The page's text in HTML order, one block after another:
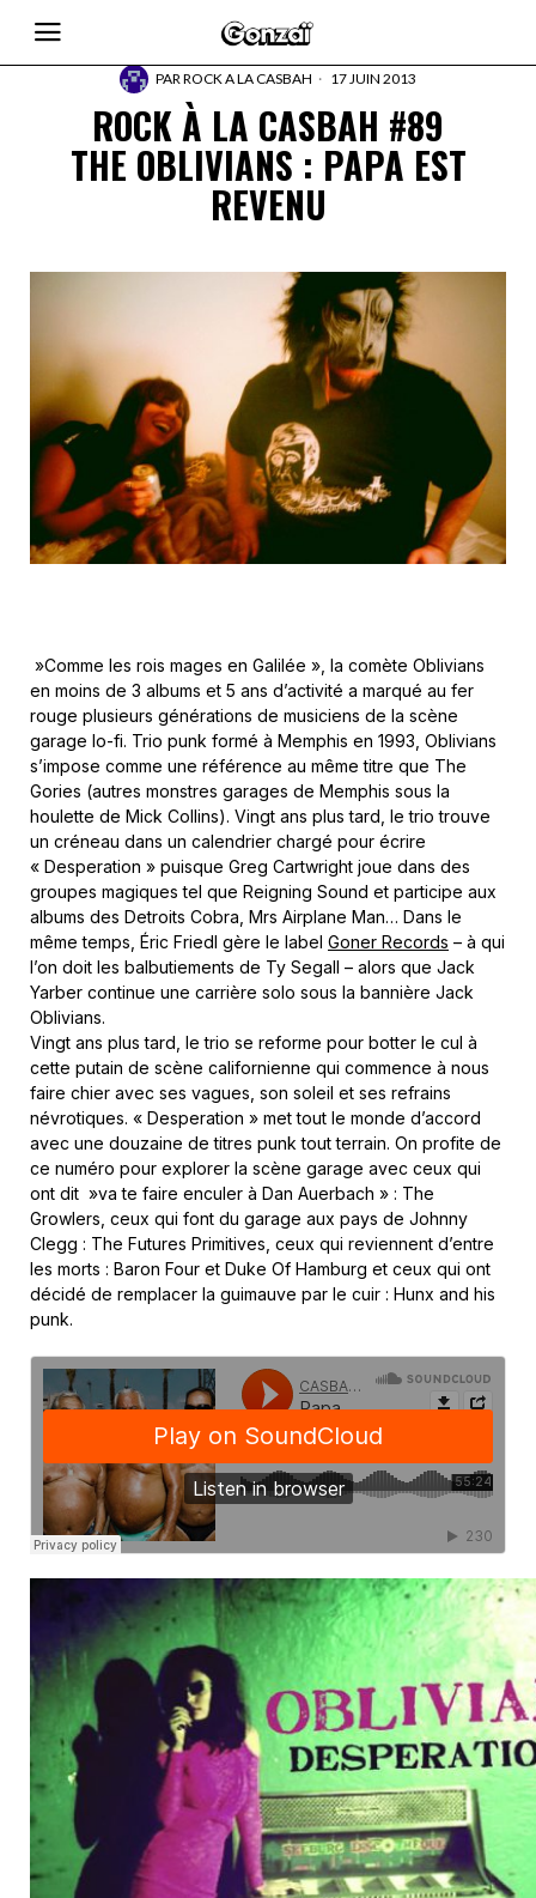
PARROCK A LA CASBAH 17 JUIN 2013
ROCK À LA CASBAH #89
THE OBLIVIANS : PAPA EST
REVENU
»Comme les rois mages en Galilée », la comète Oblivians
en moins de 3 albums et 5 ans d’activité a marqué au fer
rouge plusieurs générations de musiciens de la scène
garage lo-fi. Trio punk formé à Memphis en 1993, Oblivians
s’impose comme une référence au même titre que The
Gories (autres monstres garages de Memphis sous la
houlette de Mick Collins). Vingt ans plus tard, le trio trouve
un créneau dans un calendrier chargé pour écrire
« Desperation » puisque Greg Cartwright joue dans des
groupes magiques tel que Reigning Sound et participe aux
albums des Detroits Cobra, Mrs Airplane Man… Dans le
même temps, Éric Friedl gère le label Goner Records – à qui
l’on doit les balbutiements de Ty Segall – alors que Jack
Yarber continue une carrière solo sous la bannière Jack
Oblivians.
Vingt ans plus tard, le trio se reforme pour botter le cul à
cette putain de scène californienne qui commence à nous
faire chier avec ses vagues, son soleil et ses refrains
névrotiques. « Desperation » met tout le monde d’accord
avec une douzaine de titres punk tout terrain. On profite de
ce numéro pour explorer la scène garage avec ceux qui
ont dit »va te faire enculer à Dan Auerbach » : The
Growlers, ceux qui font du garage aux pays de Johnny
Clegg : The Futures Primitives, ceux qui reviennent d’entre
les morts : Baron Four et Duke Of Hamburg et ceux qui ont
décidé de remplacer la guimauve par le cuir : Hunx and his
punk.